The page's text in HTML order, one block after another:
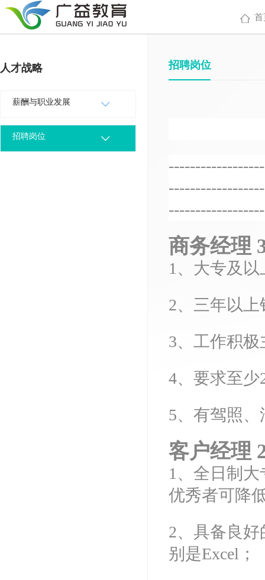
首
人才战略
薪酬与职业发展
招聘岗位
招聘岗位
商务经理
1、大专及
2、 三年以
3、工作积
4、要求至
5、有驾照、
客户经理
1、全日制
优秀者可降
2、具备良
别是Excel；